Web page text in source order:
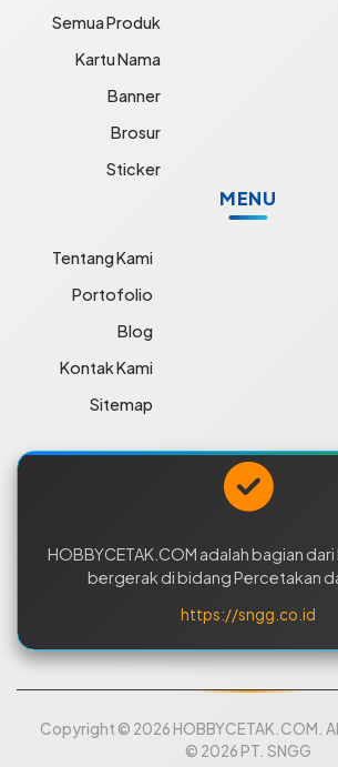
Semua Produk
Kartu Nama
Banner
Brosur
Sticker
MENU
Tentang Kami
Portofolio
Blog
Kontak Kami
Sitemap
HOBBYCETAK.COM adalah bagian dari
bergerak di bidang Percetakan
https://sngg.co.id
Copyright © 2026 HOBBYCETAK.COM.
© 2026 PT. SNGG